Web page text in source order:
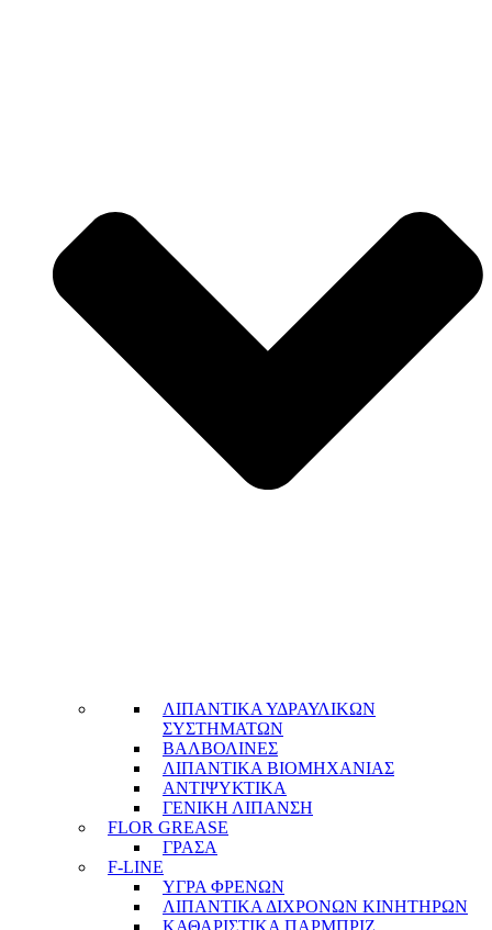
ΛΙΠΑΝΤΙΚΑ ΥΔΡΑΥΛΙΚΩΝ
ΣΥΣΤΗΜΑΤΩΝ
ΒΑΛΒΟΛΙΝΕΣ
ΛΙΠΑΝΤΙΚΑ ΒΙΟΜΗΧΑΝΙΑΣ
ΑΝΤΙΨΥΚΤΙΚΑ
ΓΕΝΙΚΗ ΛΙΠΑΝΣΗ
FLOR GREASE
ΓΡΑΣΑ
F-LINE
ΥΓΡΑ ΦΡΕΝΩΝ
ΛΙΠΑΝΤΙΚΑ ΔΙΧΡΟΝΩΝ ΚΙΝΗΤΗΡΩΝ